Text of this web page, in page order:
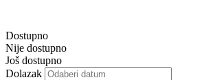
Dostupno
Nije dostupno
Još dostupno
Dolazak